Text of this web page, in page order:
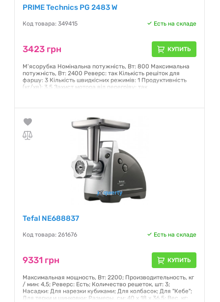
PRIME Technics PG 2483 W
Код товара: 349415 Есть на складе
3423 грн КУПИТЬ
М'ясорубка Номінальна потужність, Вт: 800 Максимальна
потужність, Вт: 2400 Реверс: так Кількість решіток для
фаршу: 3 Кількість швидкісних режимів: 1 Продуктивність
(кг/хв): 3,5 Захист мотора від перегріву: так
Tefal NE688837
Код товара: 261676 Есть на складе
9331 грн КУПИТЬ
Максимальная мощность, Вт: 2200; Производительность, кг
/ мин: 4,5; Реверс: Есть; Количество решеток, шт: 3;
Насадки: Для нарезки кубиками; Для колбасок; Для "Кебе";
Для терки и шинковки; Размеры, см: 40 x 18 x 36.5; Вес, кг: